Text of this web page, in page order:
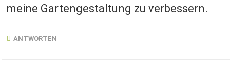
meine Gartengestaltung zu verbessern.
ANTWORTEN